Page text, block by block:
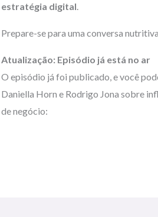
estratégia digital.
Prepare-se para uma conversa
Atualização: Episódio já está no ar
O episódio já foi publicado, e você
Daniella Horn e Rodrigo Jona sobre
de negócio: